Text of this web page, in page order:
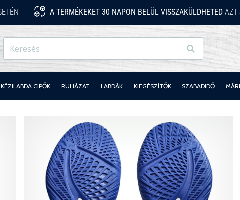
A TERMÉKEKET 30 NAPON BELÜL VISSZAKÜLDHETEDAZT
Keresés
KÉZILABDA CIPŐK RUHÁZAT LABDÁK KIEGÉSZÍTŐK SZABADIDŐ